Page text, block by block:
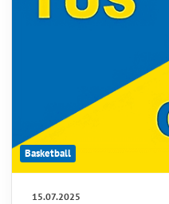
Basketball
15.07.2025